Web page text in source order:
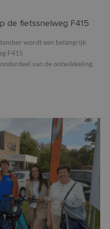
de fietssnelweg F415
wordt een belangrijk
F415
van de ontwikkeling